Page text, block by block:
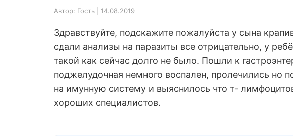
Автор: Гость | 14.08.2019
Здравствуйте, подскажите пожалуйста у сына
сдали анализы на паразиты все отрицательно, у
такой как сейчас долго не было. Пошли к
поджелудочная немного воспален, пролечились но
на имунную систему и выяснилось что т-
хороших специалистов.